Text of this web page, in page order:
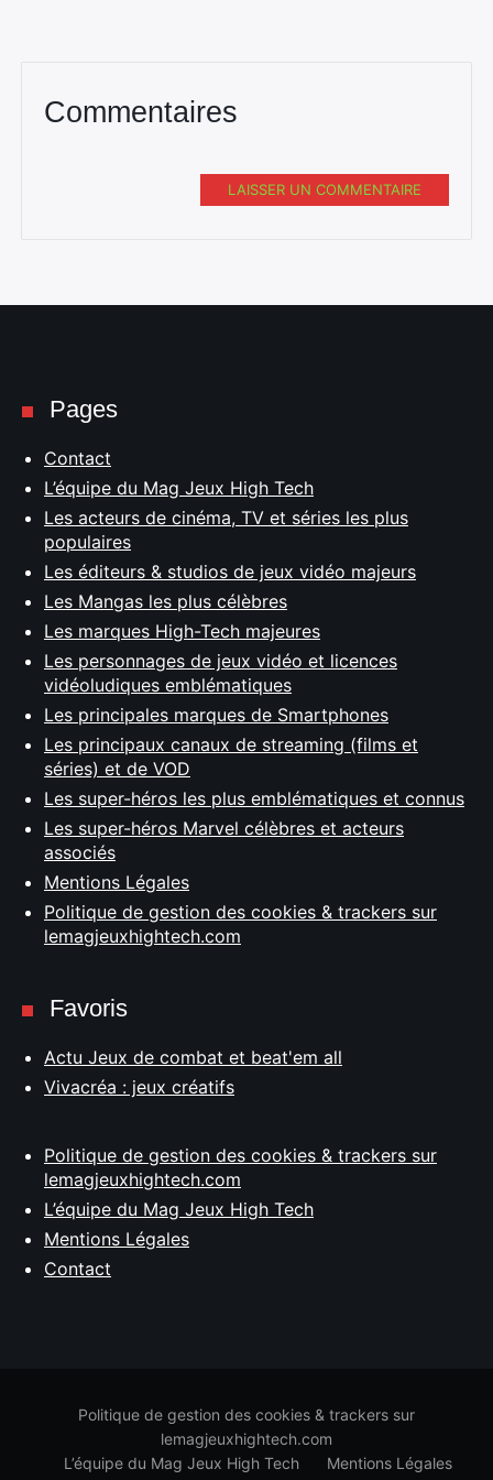
Commentaires
LAISSER UN COMMENTAIRE
Pages
Contact
L’équipe du Mag Jeux High Tech
Les acteurs de cinéma, TV et séries les plus
populaires
Les éditeurs & studios de jeux vidéo majeurs
Les Mangas les plus célèbres
Les marques High-Tech majeures
Les personnages de jeux vidéo et licences
vidéoludiques emblématiques
Les principales marques de Smartphones
Les principaux canaux de streaming (films et
séries) et de VOD
Les super-héros les plus emblématiques et connus
Les super-héros Marvel célèbres et acteurs
associés
Mentions Légales
Politique de gestion des cookies & trackers sur
lemagjeuxhightech.com
Favoris
Actu Jeux de combat et beat'em all
Vivacréa : jeux créatifs
Politique de gestion des cookies & trackers sur
lemagjeuxhightech.com
L’équipe du Mag Jeux High Tech
Mentions Légales
Contact
Politique de gestion des cookies & trackers sur
lemagjeuxhightech.com
L’équipe du Mag Jeux High Tech
Mentions Légales